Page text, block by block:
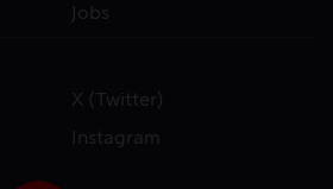
Jobs
X (Twitter)
Instagram